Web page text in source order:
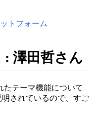
トフォーム
: 澤田哲さん
たテーマ機能について
されているので、すご